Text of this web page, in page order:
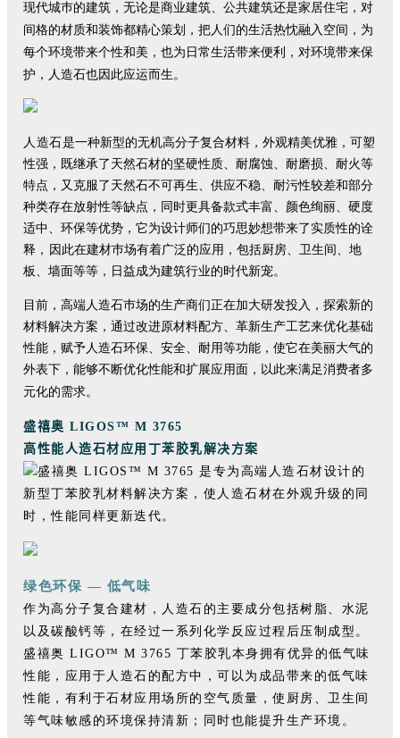
现代城巿的建筑，无论是商业建筑、公共建筑还是家居住宅，对
间格的材质和装饰都精心策划，把人们的生活热忱融入空间，为
每个环境带来个性和美，也为日常生活带来便利，对环境带来保
护 ， 人造石也因此应运而生。
人造石是一种新型的无机高分子复合材料，外观精美优雅，可塑
性强，既继承了天然石材的坚硬性质、耐腐蚀、耐磨损、耐火等
特点，又克服了天然石不可再生、供应不稳、耐污性较差和部分
种类存在放射性等缺点，同时更具备款式丰富、颜色绚丽、硬度
适中、环保等优势，它为设计师们的巧思妙想带来了实质性的诠
释 ， 因此在建材巿场有着广泛的应用，包括厨房、卫生间、地
板、墙面等等，日益成为建筑行业的时代新宠。
目前，高端人造石巿场的生产商们正在加大研发投入，探索新的
材料解决方案，通过改进原材料配方、革新生产工艺来优化基础
性能，赋予人造石环保、安全、耐用等功能，使它在美丽大气的
外表下，能够不断优化性能和扩展应用面，以此来满足消费者多
元化的需求。
盛禧奥 LIGOS™ M 3765
高性能人造石材应用丁苯胶乳解决方案
盛禧奥 LIGOS™ M 3765 是专为高端人造石材设计的
新型丁苯胶乳材料解决方案，使人造石材在外观升级的同
时，性能同样更新迭代。
绿色环保 — 低气味
作为高分子复合建材，人造石的主要成分包括树脂、水泥
以及碳酸钙等，在经过一系列化学反应过程后压制成型。
盛禧奥 LIGO™ M 3765 丁苯胶乳本身拥有优异的低气味
性能，应用于人造石的配方中，可以为成品带来的低气味
性能，有利于石材应用场所的空气质量，使厨房、卫生间
等气味敏感的环境保持清新；同时也能提升生产环境。